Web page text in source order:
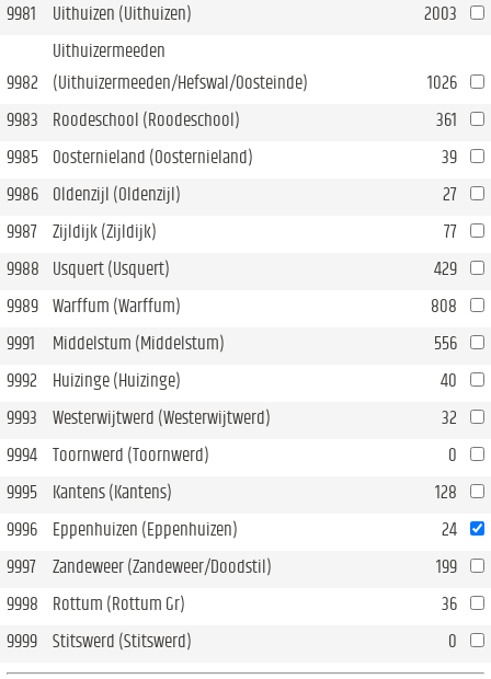
9981 Uithuizen (Uithuizen) 2003
9982
Uithuizermeeden
(Uithuizermeeden/Hefswal/Oosteinde)
1026
9983
Roodeschool (Roodeschool)
361
9985
Oosternieland (Oosternieland)
39
9986
Oldenzijl (Oldenzijl)
27
9987
Zijldijk (Zijldijk)
77
9988
Usquert (Usquert)
429
9989
Warffum (Warffum)
808
9991
Middelstum (Middelstum)
556
9992
Huizinge (Huizinge)
40
9993
Westerwijtwerd (Westerwijtwerd)
32
9994
Toornwerd (Toornwerd)
0
9995
Kantens (Kantens)
128
9996
Eppenhuizen (Eppenhuizen)
24
9997
Zandeweer (Zandeweer/Doodstil)
199
9998
Rottum (Rottum Gr)
36
9999
Stitswerd (Stitswerd) 0